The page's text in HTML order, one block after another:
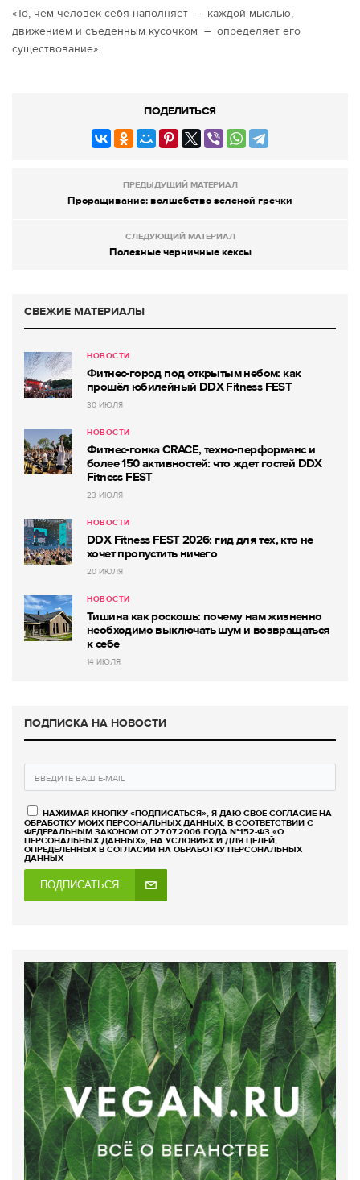
«То, чем человек себя наполняет – каждой мыслью,
движением и съеденным кусочком – определяет его
существование».
ПОДЕЛИТЬСЯ
ПРЕДЫДУЩИЙ МАТЕРИАЛ
Проращивание: волшебство зеленой гречки
СЛЕДУЮЩИЙ МАТЕРИАЛ
Полезные черничные кексы
СВЕЖИЕ МАТЕРИАЛЫ
НОВОСТИ
Фитнес-город под открытым небом: как
прошёл юбилейный DDX Fitness FEST
30 ИЮЛЯ
НОВОСТИ
Фитнес-гонка CRACE, техно-перформанс и
более 150 активностей: что ждет гостей DDX
Fitness FEST
23 ИЮЛЯ
НОВОСТИ
DDX Fitness FEST 2026: гид для тех, кто не
хочет пропустить ничего
20 ИЮЛЯ
НОВОСТИ
Тишина как роскошь: почему нам жизненно
необходимо выключать шум и возвращаться
к себе
14 ИЮЛЯ
ПОДПИСКА НА НОВОСТИ
НАЖИМАЯ КНОПКУ «ПОДПИСАТЬСЯ», Я ДАЮ СВОЕ СОГЛАСИЕ НА
ОБРАБОТКУ МОИХ ПЕРСОНАЛЬНЫХ ДАННЫХ, В СООТВЕТСТВИИ С
ФЕДЕРАЛЬНЫМ ЗАКОНОМ ОТ 27.07.2006 ГОДА №152-ФЗ «О
ПЕРСОНАЛЬНЫХ ДАННЫХ», НА УСЛОВИЯХ И ДЛЯ ЦЕЛЕЙ,
ОПРЕДЕЛЕННЫХ В СОГЛАСИИ НА ОБРАБОТКУ ПЕРСОНАЛЬНЫХ
ДАННЫХ
ПОДПИСАТЬСЯ